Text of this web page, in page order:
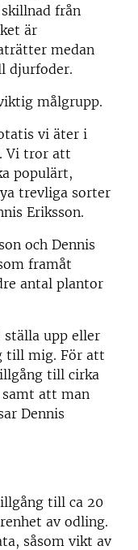
från
är
medan
djurfoder.
målgrupp.
vi äter i
Vi tror att
populärt,
trevliga sorter
Eriksson.
och Dennis
framåt
antal plantor
ställa upp eller
till mig. För att
till cirka
att man
Dennis
till ca 20
av odling.
såsom vikt av